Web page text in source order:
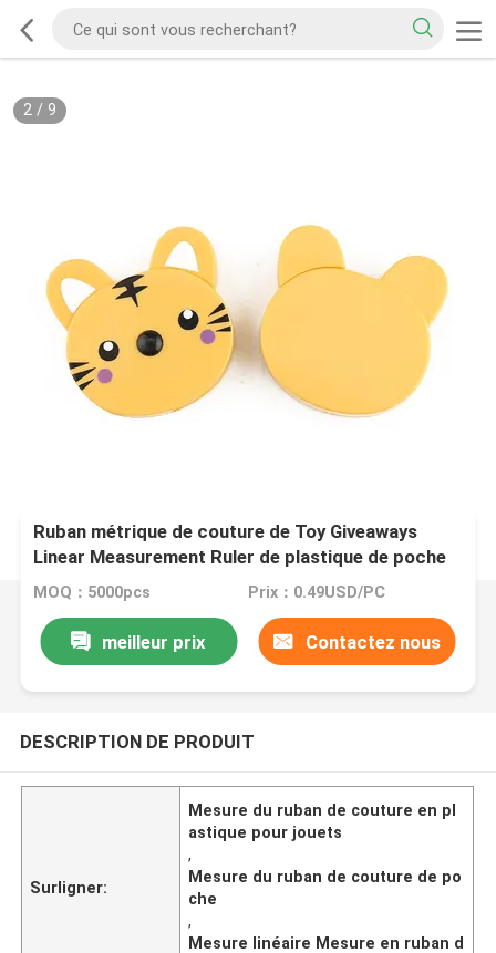
2/ 9
Ruban métrique de couture de Toy Giveaways
Linear Measurement Ruler de plastique de poche
escamotable mignonne adorable de bande
dessinée de Wintape
MOQ：5000pcs Prix：0.49USD/PC
meilleur prix Contactez nous
DESCRIPTION DE PRODUIT
Surligner:
Mesure du ruban de couture en pl
astique pour jouets
,
Mesure du ruban de couture de po
che
,
Mesure linéaire Mesure en ruban d